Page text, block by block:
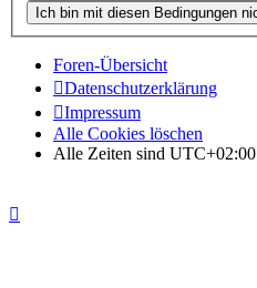
Foren-Übersicht
Datenschutzerklärung
Impressum
Alle Cookies löschen
Alle Zeiten sind UTC+02:00